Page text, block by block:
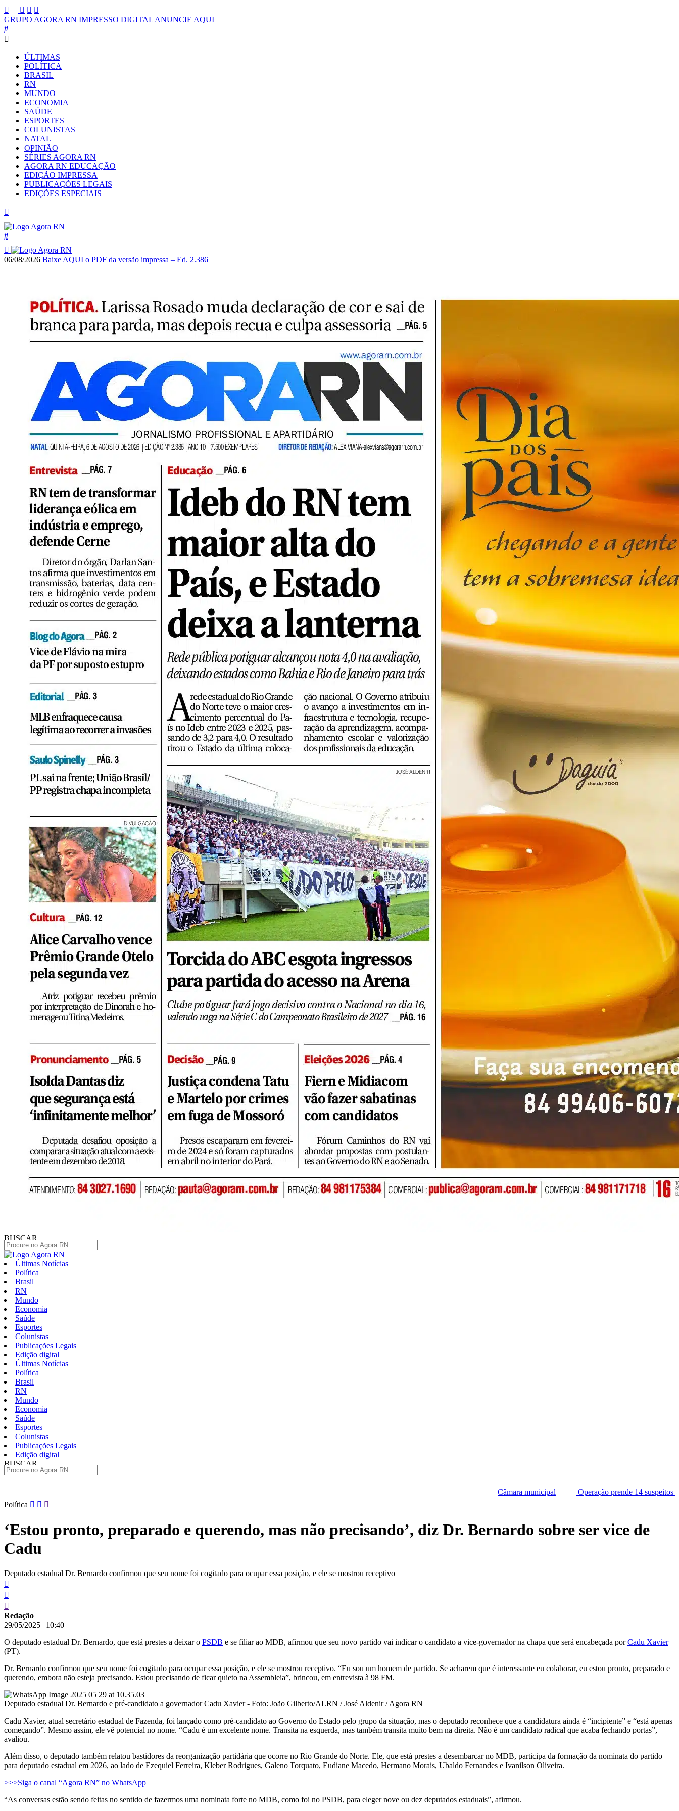
GRUPO AGORA RN IMPRESSO DIGITAL ANUNCIE AQUI
ÚLTIMAS
POLÍTICA
BRASIL
RN
MUNDO
ECONOMIA
SAÚDE
ESPORTES
COLUNISTAS
NATAL
OPINIÃO
SÉRIES AGORA RN
AGORA RN EDUCAÇÃO
EDIÇÃO IMPRESSA
PUBLICAÇÕES LEGAIS
EDIÇÕES ESPECIAIS
06/08/2026 Baixe AQUI o PDF da versão impressa – Ed. 2.386
BUSCAR
Últimas Notícias
Política
Brasil
RN
Mundo
Economia
Saúde
Esportes
Colunistas
Publicações Legais
Edição digital
Últimas Notícias
Política
Brasil
RN
Mundo
Economia
Saúde
Esportes
Colunistas
Publicações Legais
Edição digital
BUSCAR
Câmara municipal
Operação prende 14 suspeitos no RN
Pular
conteúdo
Política
‘Estou pronto, preparado e querendo, mas não precisando’, diz Dr. Bernardo sobre ser vice de
Cadu
Deputado estadual Dr. Bernardo confirmou que seu nome foi cogitado para ocupar essa posição, e ele se mostrou receptivo
Redação
29/05/2025 | 10:40
O deputado estadual Dr. Bernardo, que está prestes a deixar o PSDB e se filiar ao MDB, afirmou que seu novo partido vai indicar o candidato a vice-governador na chapa que será encabeçada porCadu Xavier
(PT).
Dr. Bernardo confirmou que seu nome foi cogitado para ocupar essa posição, e ele se mostrou receptivo. “Eu sou um homem de partido. Se acharem que é interessante eu colaborar, eu estou pronto, preparado e
querendo, embora não esteja precisando. Estou precisando de ficar quieto na Assembleia”, brincou, em entrevista à 98 FM.
Deputado estadual Dr. Bernardo e pré-candidato a governador Cadu Xavier - Foto: João Gilberto/ALRN / José Aldenir / Agora RN
Cadu Xavier, atual secretário estadual de Fazenda, foi lançado como pré-candidato ao Governo do Estado pelo grupo da situação, mas o deputado reconhece que a candidatura ainda é “incipiente” e “está apenas
começando”. Mesmo assim, ele vê potencial no nome. “Cadu é um excelente nome. Transita na esquerda, mas também transita muito bem na direita. Não é um candidato radical que acaba fechando portas”,
avaliou.
Além disso, o deputado também relatou bastidores da reorganização partidária que ocorre no Rio Grande do Norte. Ele, que está prestes a desembarcar no MDB, participa da formação da nominata do partido
para deputado estadual em 2026, ao lado de Ezequiel Ferreira, Kleber Rodrigues, Galeno Torquato, Eudiane Macedo, Hermano Morais, Ubaldo Fernandes e Ivanilson Oliveira.
>>>Siga o canal “Agora RN” no WhatsApp
“As conversas estão sendo feitas no sentido de fazermos uma nominata forte no MDB, como foi no PSDB, para eleger nove ou dez deputados estaduais”, afirmou.